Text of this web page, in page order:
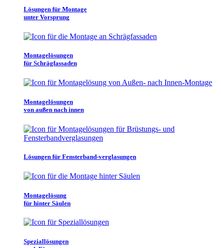
Lösungen für Montage
unter Vorsprung
Montagelösungen
für Schrägfassaden
Montagelösungen
von außen nach innen
Lösungen für Fensterband-verglasungen
Montagelösung
für hinter Säulen
Speziallösungen